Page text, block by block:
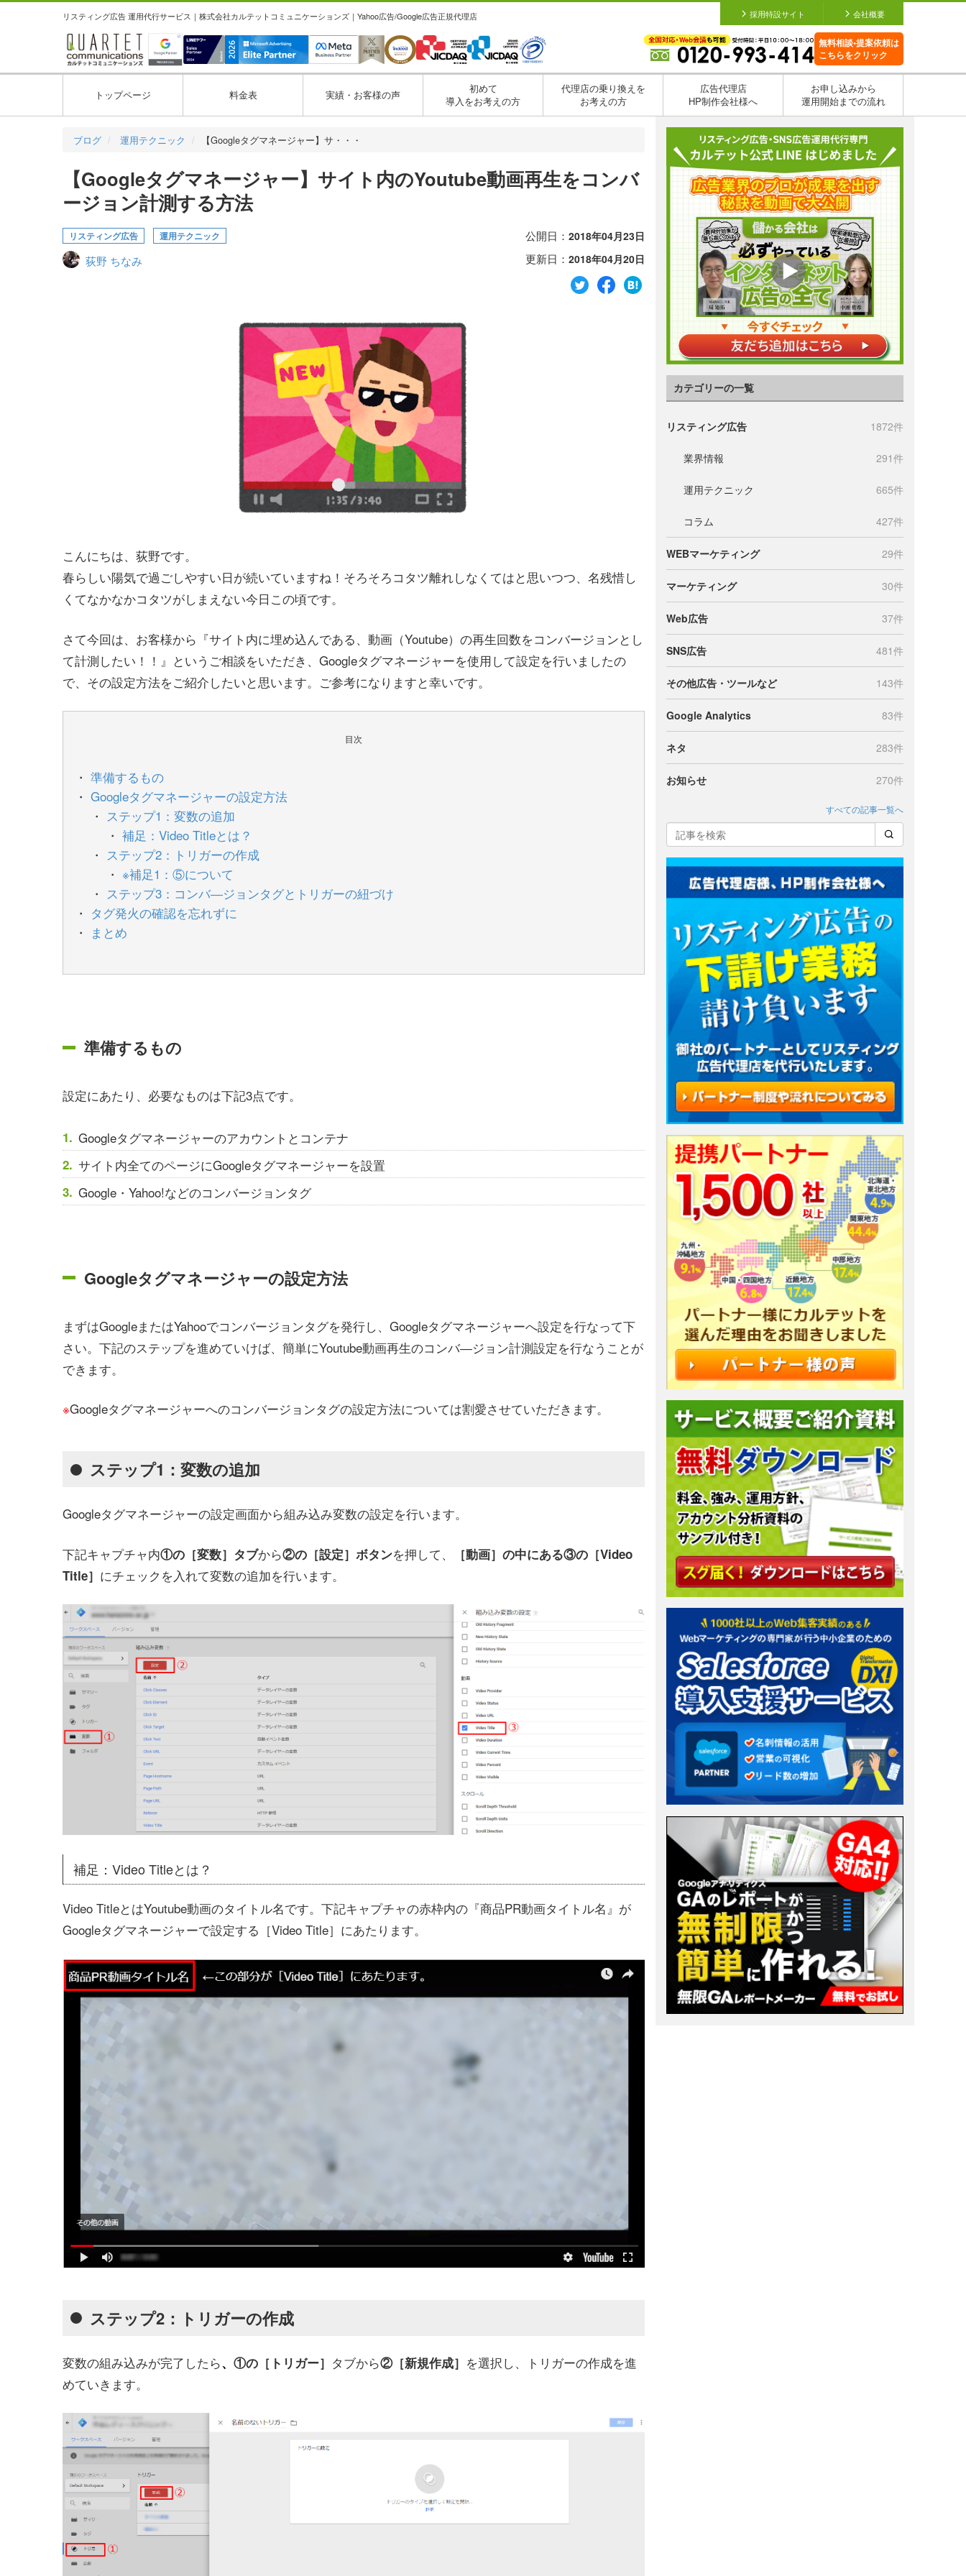
リスティング広告 運用代行サービス｜株式会社カルテットコミュニケーションズ｜Yahoo広告/Google広告正規代理店 採用特設サイト 会社概要
無料相談•提案依頼は
こちらをクリック
トップページ 料金表 実績・お客様の声
初めて
導入をお考えの方
代理店の乗り換えを
お考えの方
広告代理店
HP制作会社様へ
お申し込みから
運用開始までの流れ
ブログ 運用テクニック 【Googleタグマネージャー】サ・・・
【Googleタグマネージャー】サイト内のYoutube動画再生をコンバ
ージョン計測する方法
リスティング広告 運用テクニック
荻野 ちなみ
公開日： 2018年04月23日
更新日： 2018年04月20日
こんにちは、荻野です。
春らしい陽気で過ごしやすい日が続いていますね！そろそろコタツ離れしなくてはと思いつつ、名残惜し
くてなかなかコタツがしまえない今日この頃です。
さて今回は、お客様から『サイト内に埋め込んである、動画（Youtube）の再生回数をコンバージョンとし
て計測したい！！』というご相談をいただき、Googleタグマネージャーを使用して設定を行いましたの
で、その設定方法をご紹介したいと思います。ご参考になりますと幸いです。
目次
準備するもの
Googleタグマネージャーの設定方法
ステップ1：変数の追加
補足：Video Titleとは？
ステップ2：トリガーの作成
※補足1：⑤について
ステップ3：コンバ―ジョンタグとトリガーの紐づけ
タグ発火の確認を忘れずに
まとめ
準備するもの
設定にあたり、必要なものは下記3点です。
Googleタグマネージャーのアカウントとコンテナ
サイト内全てのページにGoogleタグマネージャーを設置
Google・Yahoo!などのコンバージョンタグ
Googleタグマネージャーの設定方法
まずはGoogleまたはYahooでコンバージョンタグを発行し、Googleタグマネージャーへ設定を行なって下
さい。下記のステップを進めていけば、簡単にYoutube動画再生のコンバ―ジョン計測設定を行なうことが
できます。
※Googleタグマネージャーへのコンバージョンタグの設定方法については割愛させていただきます。
ステップ1：変数の追加
Googleタグマネージャーの設定画面から組み込み変数の設定を行います。
下記キャプチャ内①の［変数］タブから②の［設定］ボタンを押して、
［動画］の中にある③の［Video
Title］ にチェックを入れて変数の追加を行います。
補足：Video Titleとは？
Video TitleとはYoutube動画のタイトル名です。下記キャプチャの赤枠内の『商品PR動画タイトル名』が
Googleタグマネージャーで設定する［Video Title］にあたります。
ステップ2：トリガーの作成
変数の組み込みが完了したら、 ①の［トリガー］ タブから②［新規作成］ を選択し、トリガーの作成を進
めていきます。
カテゴリーの一覧
リスティング広告 1872件
業界情報 291件
運用テクニック 665件
コラム 427件
WEBマーケティング 29件
マーケティング 30件
Web広告 37件
SNS広告 481件
その他広告・ツールなど 143件
Google Analytics 83件
ネタ 283件
お知らせ 270件
すべての記事一覧へ